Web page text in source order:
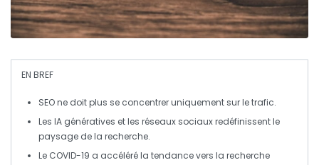
EN BREF
SEOne doit plus se concentrer uniquement sur letrafic.
Les IA génératives et les réseaux sociauxredéfinissent le
paysage de la recherche.
Le COVID-19 a accéléré la tendance vers la recherche